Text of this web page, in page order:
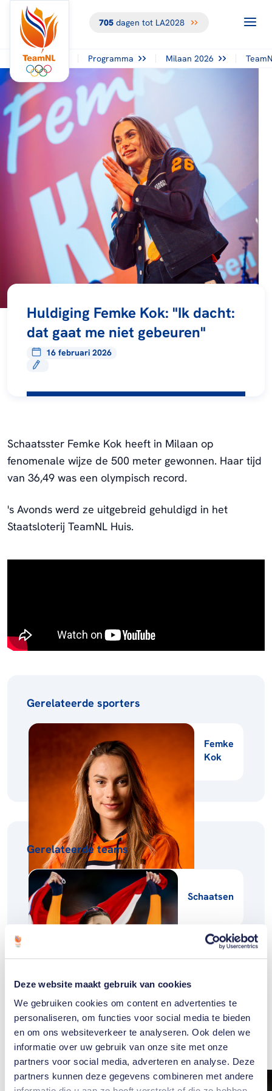
Deze website maakt gebruik van cookies
We gebruiken cookies om content en advertenties te
personaliseren, om functies voor social media te bieden
en om ons websiteverkeer te analyseren. Ook delen we
informatie over uw gebruik van onze site met onze
partners voor social media, adverteren en analyse. Deze
partners kunnen deze gegevens combineren met andere
705dagen tot LA2028
Programma Milaan 2026
Huldiging Femke Kok: "Ik dacht:
dat gaat me niet gebeuren"
16 februari 2026
Schaatsster Femke Kok heeft in Milaan op
fenomenale wijze de 500 meter gewonnen. Haar tijd
van 36,49 was een olympisch record.
's Avonds werd ze uitgebreid gehuldigd in het
Staatsloterij TeamNL Huis.
Gerelateerde sporters
Femke
Kok
Gerelateerde teams
Schaatsen
Gerelateerde
artikelen
Toon alle